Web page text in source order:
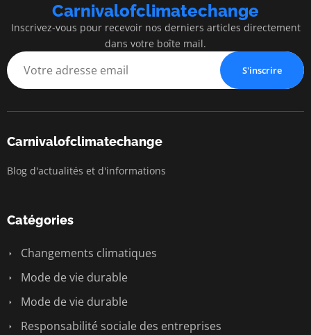
Carnivalofclimatechange
Inscrivez-vous pour recevoir nos derniers articles directement
dans votre boîte mail.
S'inscrire
Carnivalofclimatechange
Blog d'actualités et d'informations
Catégories
Changements climatiques
Mode de vie durable
Mode de vie durable
Responsabilité sociale des entreprises